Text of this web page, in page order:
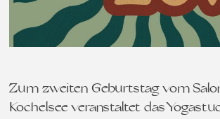
Zum zweiten Geburtstag vom
Kochelsee veranstaltet das